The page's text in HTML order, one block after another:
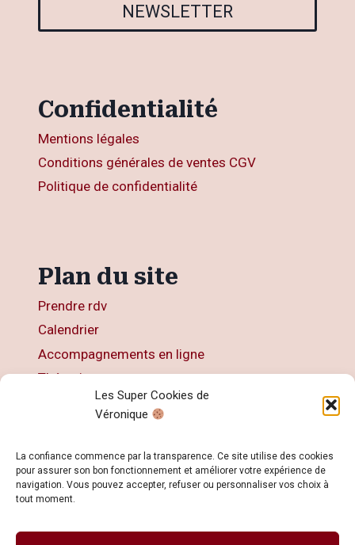
Les Super Cookies de
Véronique
La confiance commence par la transparence. Ce site utilise des cookies
pour assurer son bon fonctionnement et améliorer votre expérience de
navigation. Vous pouvez accepter, refuser ou personnaliser vos choix à
tout moment.
NEWSLETTER
Confidentialité
Mentions légales
Conditions générales de ventes CGV
Politique de confidentialité
Plan du site
Prendre rdv
Calendrier
Accompagnements en ligne
Thérapies
Contact